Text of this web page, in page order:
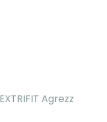
EXTRIFIT Agrezz